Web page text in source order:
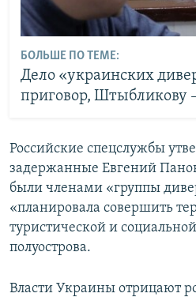
БОЛЬШЕ ПО ТЕМЕ:
Дело «украинских
приговор, Штыбликову
Российские спецслужбы
задержанные Евгений
были членами «группы
«планировала совершить
туристической и
полуострова.
Власти Украины отрицают